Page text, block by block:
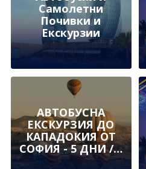
Самолетни
Почивки и
Екскурзии
АВТОБУСНА
ЕКСКУРЗИЯ ДО
КАПАДОКИЯ ОТ
СОФИЯ - 5 ДНИ / 4
НОЩУВКИ